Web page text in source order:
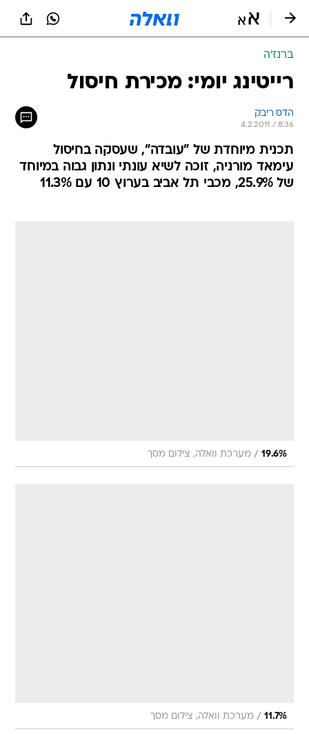
ברנז'ה
רייטינג יומי: מכירת חיסול
הדס ריבק
4.2.2011 / 8:36
תכנית מיוחדת של "עובדה", שעסקה בחיסול
עימאד מורניה, זוכה לשיא עונתי ונתון גבוה במיוחד
של 25.9%, מכבי תל אביב בערוץ 10 עם 11.3%
19.6%
/ מערכת וואלה, צילום מסך
11.7%
/ מערכת וואלה, צילום מסך